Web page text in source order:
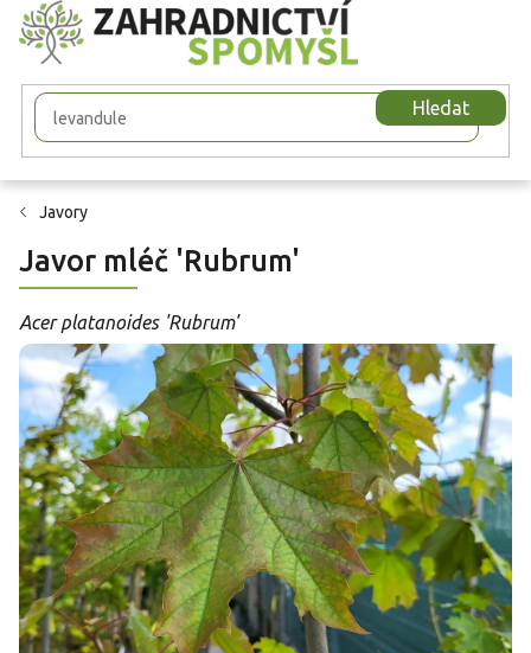
Přejít
na
obsah
Hledat
Javory
Javor mléč 'Rubrum'
Acer platanoides 'Rubrum'